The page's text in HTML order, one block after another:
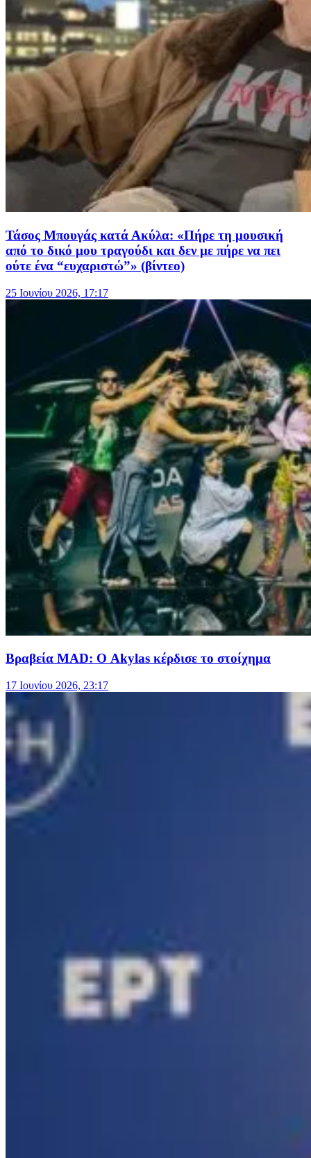
Τάσος Μπουγάς κατά Ακύλα: «Πήρε τη μουσική
από το δικό μου τραγούδι και δεν με πήρε να πει
ούτε ένα “ευχαριστώ”» (βίντεο)
25 Ιουνίου 2026, 17:17
Βραβεία MAD: Ο Akylas κέρδισε τo στοίχημα
17 Ιουνίου 2026, 23:17